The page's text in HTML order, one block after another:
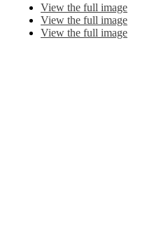
View the full image
View the full image
View the full image